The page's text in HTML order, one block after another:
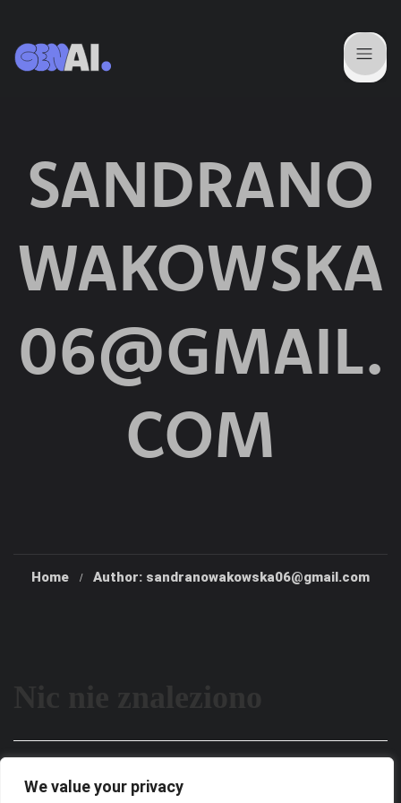
We value your privacy
SANDRANO
WAKOWSKA
06@GMAIL.
COM
Home Author: sandranowakowska06@gmail.com
szukasz. Być może wyszukiwanie może pomóc.